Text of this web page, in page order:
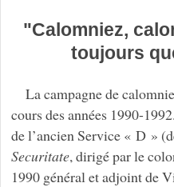
"Calomniez,
toujours
La campagne de
cours des années 1990-
de l’ancien Service « D »
Securitate, dirigé par le
1990 général et adjoint de